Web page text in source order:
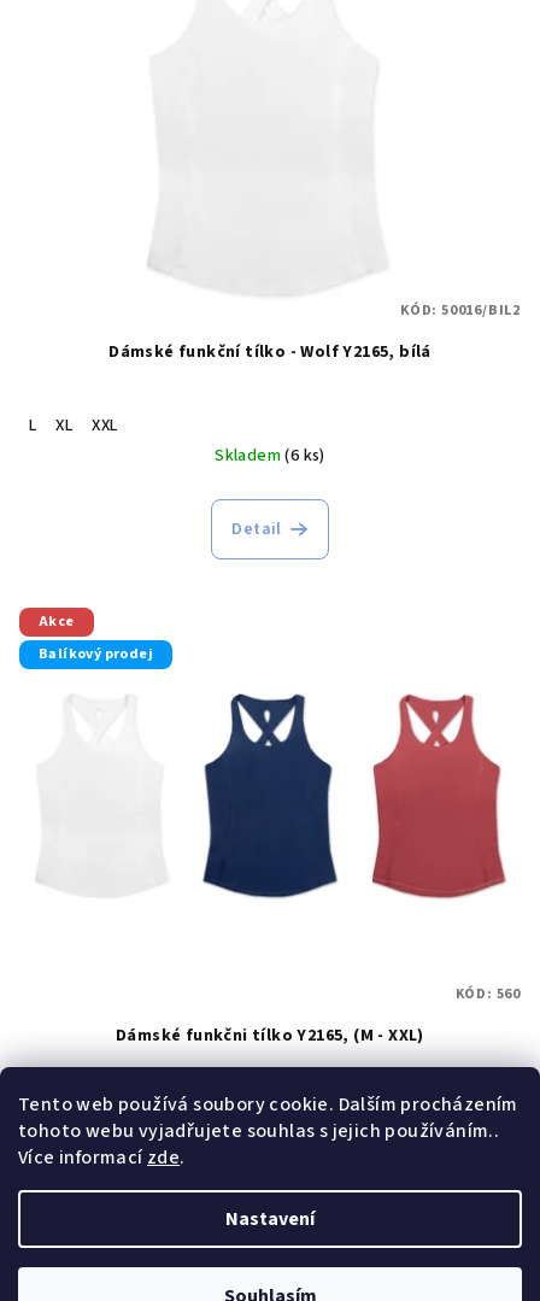
Tento web používá soubory cookie. Dalším procházením
tohoto webu vyjadřujete souhlas s jejich používáním..
Více informacízde.
Nastavení
Dámské funkční tílko - Wolf Y2165, bílá
L XL
XXL
Skladem(6 ks)
Detail
KÓD: 50016/BIL2
Akce
Balíkový prodej
Dámské funkčni tílko Y2165, (M - XXL)
Skladem(>50 ks)
KÓD: 560